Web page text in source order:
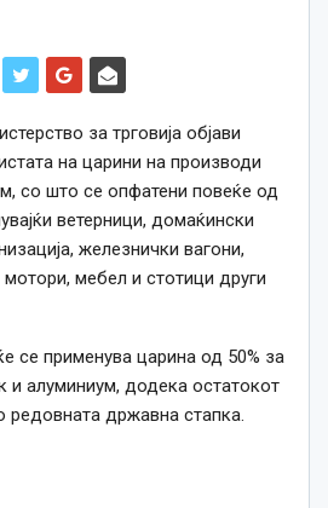
за трговија објави
на царини на производи
со што се опфатени повеќе од
ветерници, домаќински
железнички вагони,
мебел и стотици други
се применува царина од 50% за
и алуминиум, додека остатокот
редовната државна стапка.